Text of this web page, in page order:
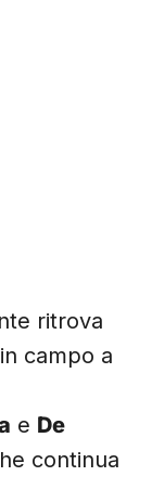
ritrova
campo a
e De
continua